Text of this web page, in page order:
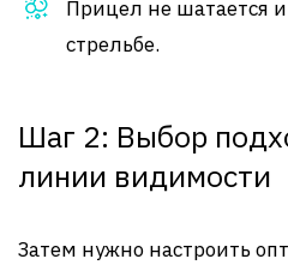
Прицел не шатается
стрельбе.
Шаг 2: Выбор
линии видимости
Затем нужно настроить